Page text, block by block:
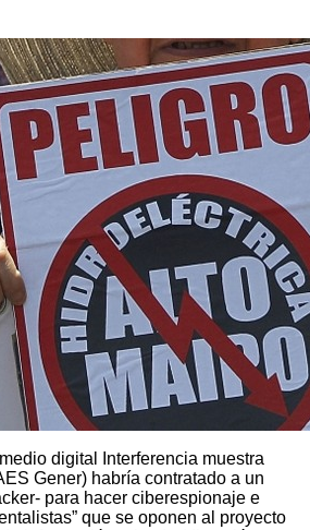
digital Interferencia muestra
Gener) habría contratado a un
para hacer ciberespionaje e
que se oponen al proyecto